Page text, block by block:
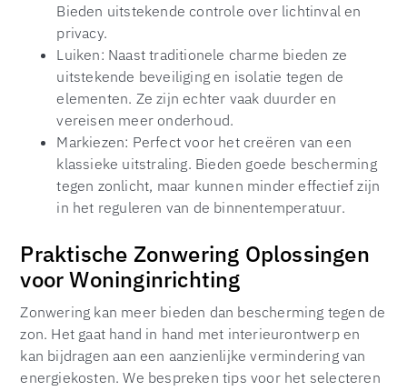
Bieden uitstekende controle over lichtinval en
privacy.
Luiken: Naast traditionele charme bieden ze
uitstekende beveiliging en isolatie tegen de
elementen. Ze zijn echter vaak duurder en
vereisen meer onderhoud.
Markiezen: Perfect voor het creëren van een
klassieke uitstraling. Bieden goede bescherming
tegen zonlicht, maar kunnen minder effectief zijn
in het reguleren van de binnentemperatuur.
Praktische Zonwering Oplossingen
voor Woninginrichting
Zonwering kan meer bieden dan bescherming tegen de
zon. Het gaat hand in hand met interieurontwerp en
kan bijdragen aan een aanzienlijke vermindering van
energiekosten. We bespreken tips voor het selecteren